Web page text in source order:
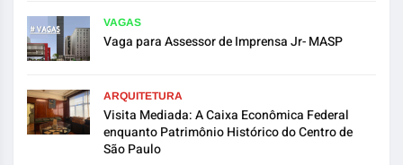
VAGAS
Vaga para Assessor de Imprensa Jr- MASP
ARQUITETURA
Visita Mediada: A Caixa Econômica Federal
enquanto Patrimônio Histórico do Centro de
São Paulo